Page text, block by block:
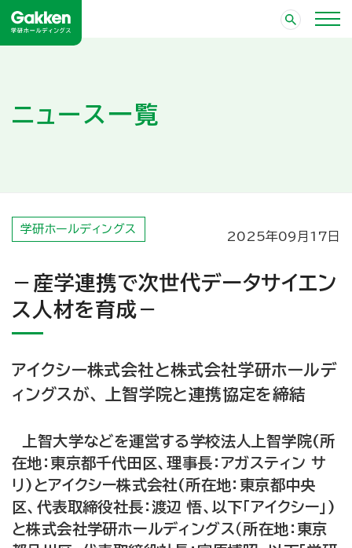
ニュース一覧
学研ホールディングス
2025年09月17日
－産学連携で次世代データサイエン
ス人材を育成－
アイクシー株式会社と株式会社学研ホールデ
ィングスが、 上智学院と連携協定を締結
上智大学などを運営する学校法人上智学院(所
在地：東京都千代田区、理事長：アガスティン サ
リ)とアイクシー株式会社(所在地：東京都中央
区、代表取締役社長：渡辺 悟、以下「アイクシー」)
と株式会社学研ホールディングス（所在地：東京